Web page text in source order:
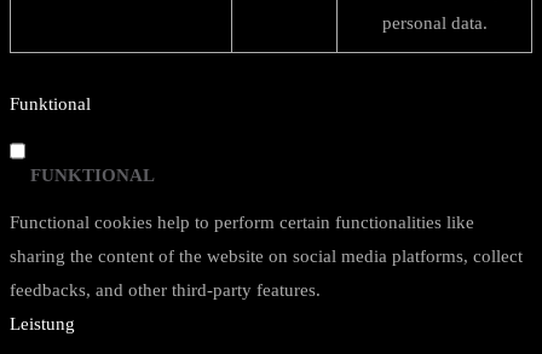
personal data.
Funktional
FUNKTIONAL
Functional cookies help to perform certain functionalities like
sharing the content of the website on social media platforms, collect
feedbacks, and other third-party features.
Leistung